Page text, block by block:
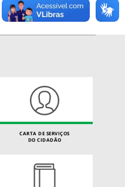
CARTA DE SERVIÇOS
DO CIDADÃO